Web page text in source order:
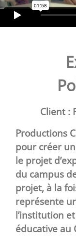
Client :
Productions
pour créer
le projet
du campus
projet, à la
représente
l’institution
éducative au